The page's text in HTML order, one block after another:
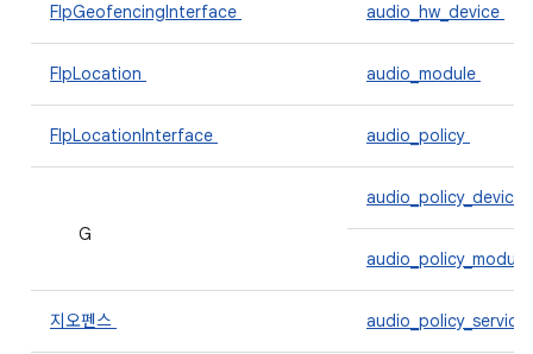
FlpGeofencingInterface audio_hw_device
FlpLocation audio_module
FlpLocationInterface audio_policy
G
audio_policy_device
audio_policy_module
지오펜스